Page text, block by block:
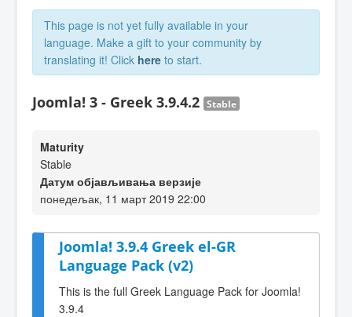
This page is not yet fully available in your
language. Make a gift to your community by
translating it! Click here to start.
Joomla! 3 - Greek 3.9.4.2 Stable
Maturity
Stable
Датум објављивања верзије
понедељак, 11 март 2019 22:00
Joomla! 3.9.4 Greek el-GR
Language Pack (v2)
This is the full Greek Language Pack for Joomla!
3.9.4